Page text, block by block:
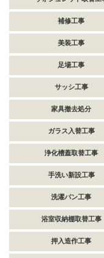
補修工事
美装工事
足場工事
サッシ工事
家具撤去処分
ガラス入替工事
浄化槽蓋取替工事
手洗い新設工事
洗濯パン工事
浴室収納棚取替工事
押入造作工事